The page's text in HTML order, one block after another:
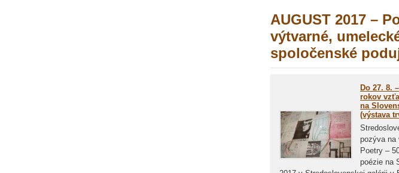
AUGUST 2017 –
výtvarné,
spoločenské
Do 27. 8.
rokov
na
(výstava
pozýva na
Poetry –
poézie na